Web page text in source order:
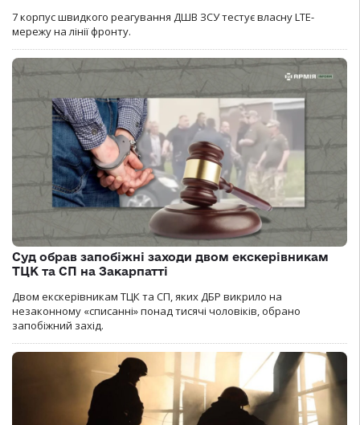
7 корпус швидкого реагування ДШВ ЗСУ тестує власну LTE-
мережу на лінії фронту.
Суд обрав запобіжні заходи двом екскерівникам
ТЦК та СП на Закарпатті
Двом екскерівникам ТЦК та СП, яких ДБР викрило на
незаконному «списанні» понад тисячі чоловіків, обрано
запобіжний захід.